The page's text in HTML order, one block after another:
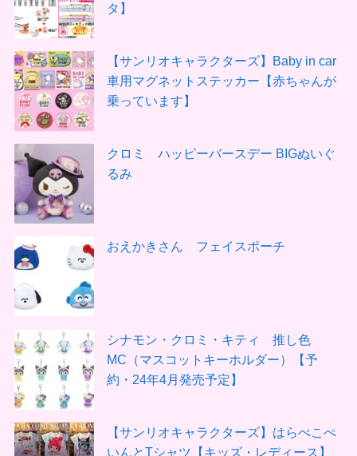
タ】
【サンリオキャラクターズ】Baby in car
車用マグネットステッカー【赤ちゃんが
乗っています】
クロミ ハッピーバースデー BIGぬいぐ
るみ
おえかきさん フェイスポーチ
シナモン・クロミ・キティ 推し色
MC（マスコットキーホルダー）【予
約・24年4月発売予定】
【サンリオキャラクターズ】はらぺこぺ
いんとTシャツ【キッズ・レディース】